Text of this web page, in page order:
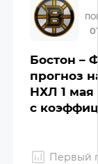
Бостон –
прогноз
НХЛ 1 мая
с
Первый